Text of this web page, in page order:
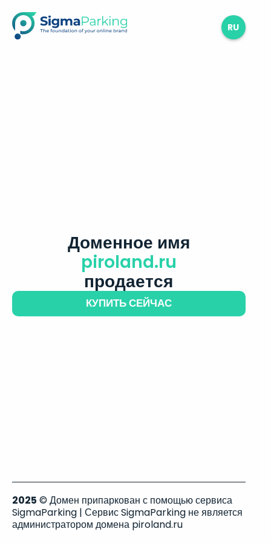
RU
Доменное имя
piroland.ru
продается
КУПИТЬ СЕЙЧАС
2025 © Домен припаркован с помощью сервиса
SigmaParking | Сервис SigmaParking не является
администратором домена piroland.ru